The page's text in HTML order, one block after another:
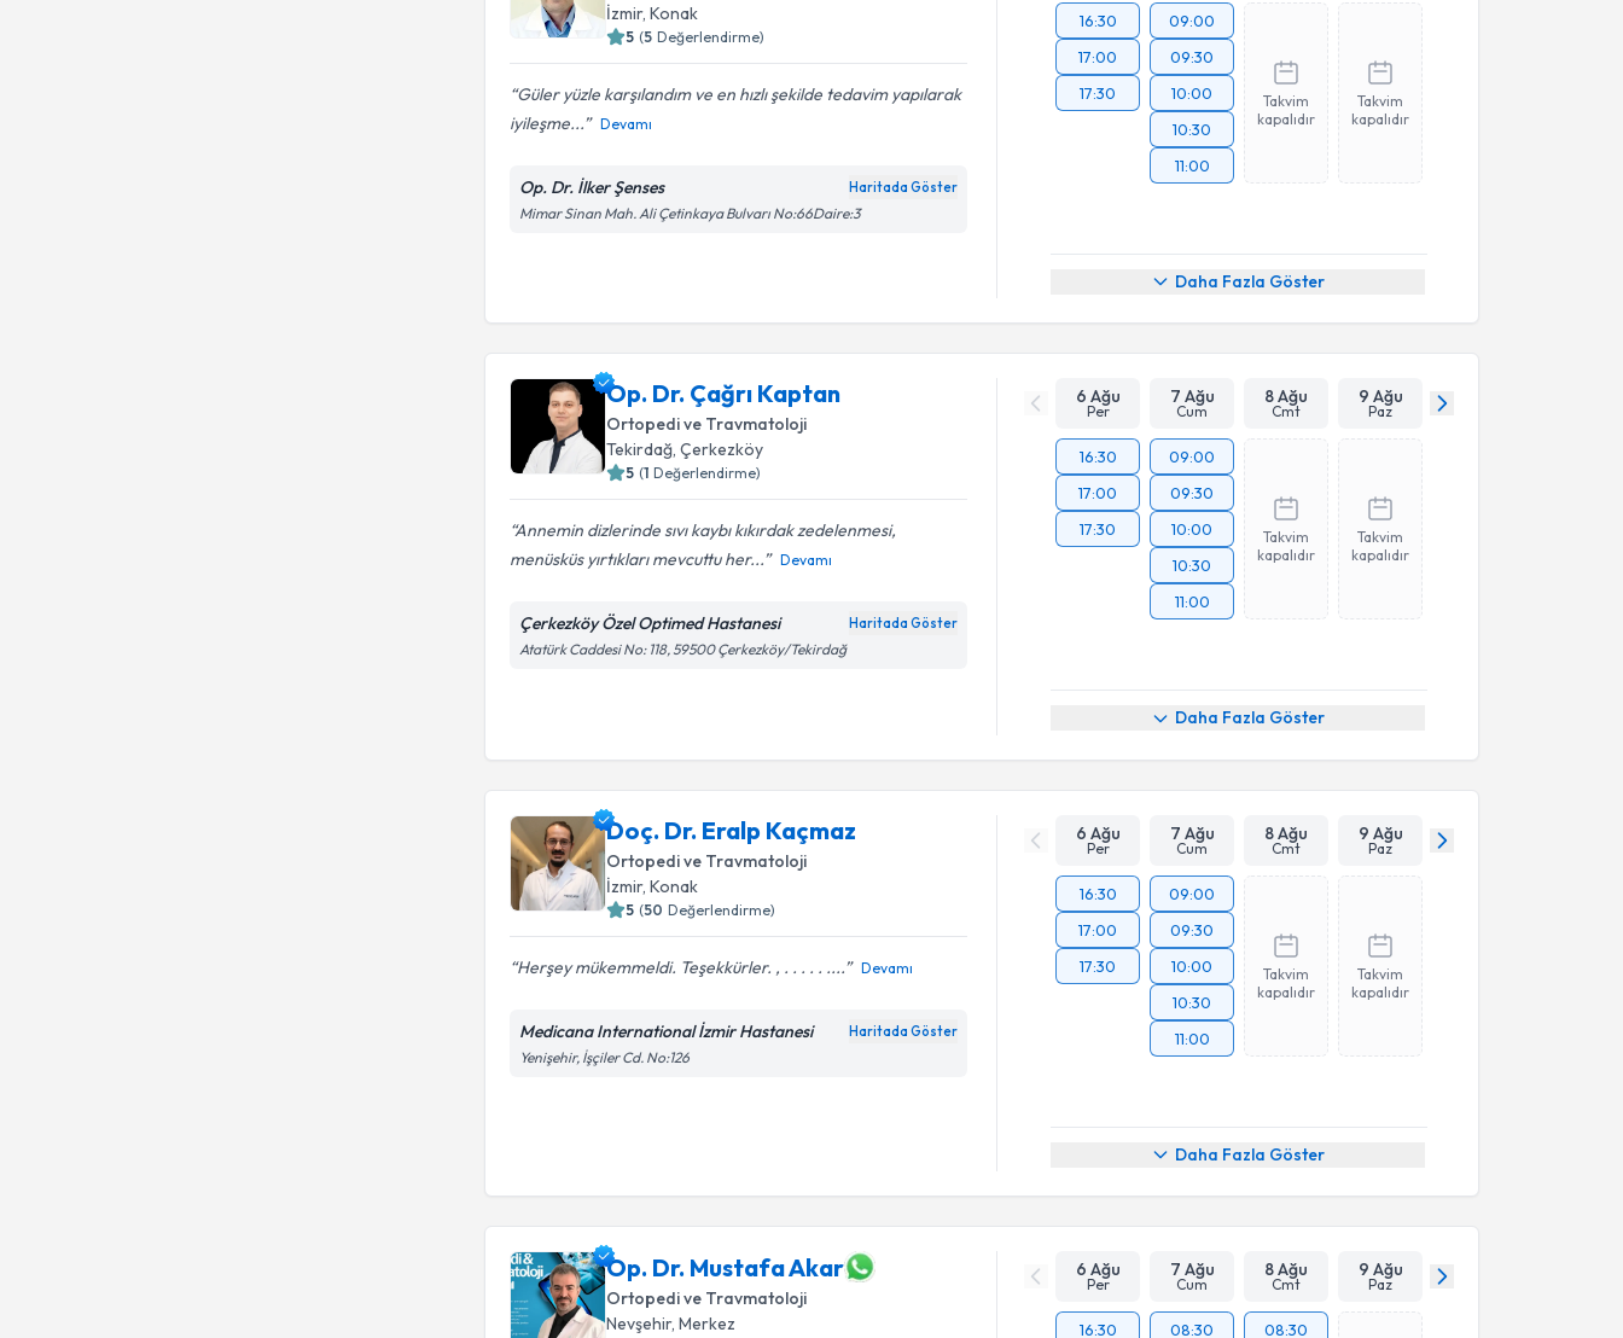
İzmir, Konak
5 (5 Değerlendirme)
Güler yüzle karşılandım ve en hızlı şekilde tedavim yapılarak
iyileşme...
Devamı
Op. Dr. İlker Şenses Haritada Göster
Mimar Sinan Mah. Ali Çetinkaya Bulvarı No:66Daire:3
16:30
17:00
17:30
09:00
09:30
10:00
10:30
11:00
Takvim
kapalıdır
Takvim
kapalıdır
Daha Fazla Göster
Op. Dr. Çağrı Kaptan
Ortopedi ve Travmatoloji
Tekirdağ, Çerkezköy
5 (1 Değerlendirme)
Annemin dizlerinde sıvı kaybı kıkırdak zedelenmesi,
menüsküs yırtıkları mevcuttu her...
Devamı
Çerkezköy Özel Optimed Hastanesi Haritada Göster
Atatürk Caddesi No: 118, 59500 Çerkezköy/Tekirdağ
6 Ağu
Per
7 Ağu
Cum
8 Ağu
Cmt
9 Ağu
Paz
16:30
17:00
17:30
09:00
09:30
10:00
10:30
11:00
Takvim
kapalıdır
Takvim
kapalıdır
Daha Fazla Göster
Doç. Dr. Eralp Kaçmaz
Ortopedi ve Travmatoloji
İzmir, Konak
5 (50 Değerlendirme)
Herşey mükemmeldi. Teşekkürler. , . . . . . .... Devamı
Medicana International İzmir Hastanesi Haritada Göster
Yenişehir, İşçiler Cd. No:126
6 Ağu
Per
7 Ağu
Cum
8 Ağu
Cmt
9 Ağu
Paz
16:30
17:00
17:30
09:00
09:30
10:00
10:30
11:00
Takvim
kapalıdır
Takvim
kapalıdır
Daha Fazla Göster
Op. Dr. Mustafa Akar
Ortopedi ve Travmatoloji
Nevşehir, Merkez
6 Ağu
Per
7 Ağu
Cum
8 Ağu
Cmt
9 Ağu
Paz
16:30 08:30 08:30